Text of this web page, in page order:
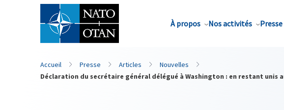
À propos Nos activités Presse
Nom de famille*
Accueil Presse Articles
Nouvelles
Déclaration du secrétaire général délégué à Washington : en restant unis